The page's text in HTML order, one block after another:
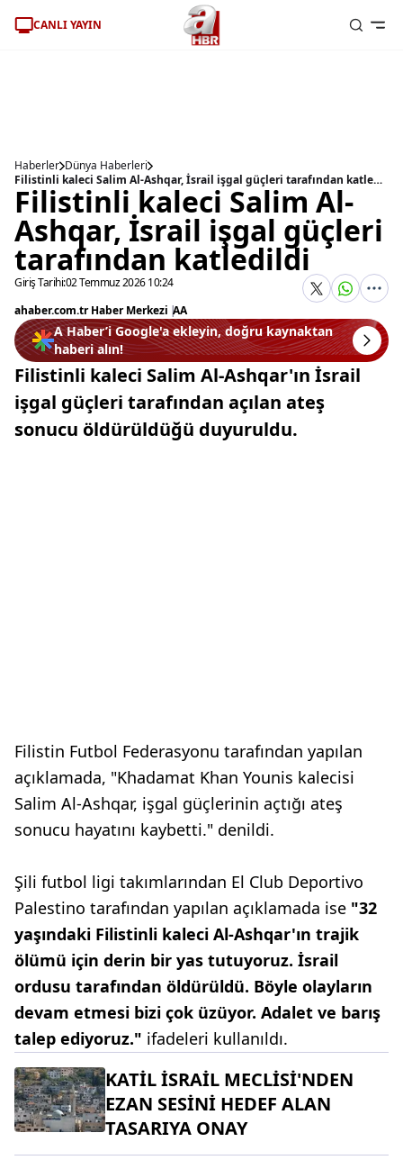
CANLI YAYIN
Haberler Dünya Haberleri
Filistinli kaleci Salim Al-Ashqar, İsrail işgal güçleri tarafından katledildi
Filistinli kaleci Salim Al-
Ashqar, İsrail işgal güçleri
tarafından katledildi
Giriş Tarihi:02 Temmuz 2026 10:24
ahaber.com.tr Haber Merkezi |AA
A Haber’i Google'a ekleyin, doğru kaynaktan
haberi alın!
Filistinli kaleci Salim Al-Ashqar'ın İsrail
işgal güçleri tarafından açılan ateş
sonucu öldürüldüğü duyuruldu.
Filistin Futbol Federasyonu tarafından yapılan
açıklamada, "Khadamat Khan Younis kalecisi
Salim Al-Ashqar, işgal güçlerinin açtığı ateş
sonucu hayatını kaybetti." denildi.
Şili futbol ligi takımlarından El Club Deportivo
Palestino tarafından yapılan açıklamada ise "32
yaşındaki Filistinli kaleci Al-Ashqar'ın trajik
ölümü için derin bir yas tutuyoruz. İsrail
ordusu tarafından öldürüldü. Böyle olayların
devam etmesi bizi çok üzüyor. Adalet ve barış
talep ediyoruz." ifadeleri kullanıldı.
KATİL İSRAİL MECLİSİ'NDEN
EZAN SESİNİ HEDEF ALAN
TASARIYA ONAY